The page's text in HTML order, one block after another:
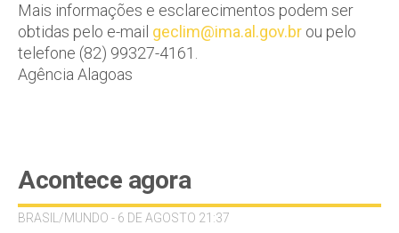
Mais informações e esclarecimentos podem ser
obtidas pelo e-mail geclim@ima.al.gov.br ou pelo
telefone (82) 99327-4161.
Agência Alagoas
Acontece agora
BRASIL/MUNDO - 6 DE AGOSTO 21:37